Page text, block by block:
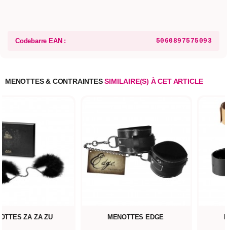
Codebarre EAN : 5060897575093
MENOTTES & CONTRAINTESSIMILAIRE(S) À CET ARTICLE
ZA ZA ZU MENOTTES EDGE